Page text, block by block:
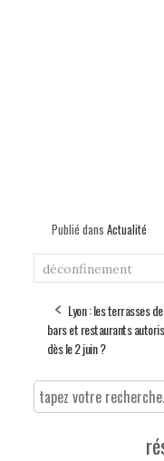
Publié dans Actualité
déconfinement
Lyon : les terrasses
bars et restaurants
dès le 2 juin ?